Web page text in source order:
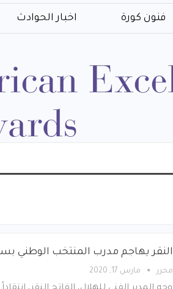
فنون كورة اخبار الحوادث
النقر يهاجم مدرب المنتخب الوطني
محرر مارس 17, 2020